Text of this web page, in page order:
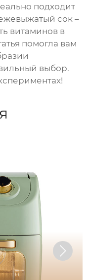
подходит
сок –
витаминов в
помогла вам
выбор.